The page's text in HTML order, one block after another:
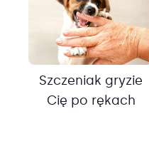
Szczeniak gryzie
Cię po rękach